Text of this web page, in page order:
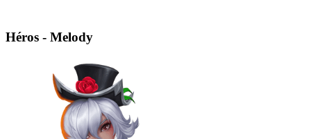
Héros - Melody